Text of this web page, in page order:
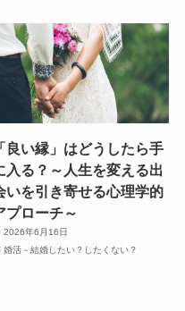
「良い縁」はどうしたら手
入る？～人生を変える出
いを引き寄せる心理学的
プローチ～
2026年6月16日
婚活－結婚したい？したくない？